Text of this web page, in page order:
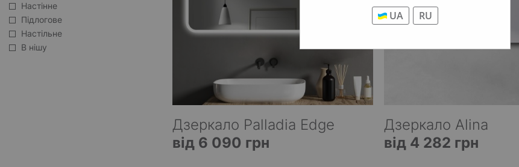
UA RU
Настінне
Підлогове
Настільне
В нішу
Дзеркало Palladia Edge
від 6 090 грн
Дзеркало Alina
від 4 282 грн